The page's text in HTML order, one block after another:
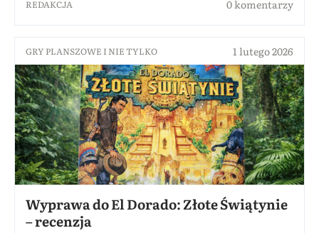
REDAKCJA 0 komentarzy
GRY PLANSZOWE I NIE TYLKO 1 lutego 2026
Wyprawa do El Dorado: Złote Świątynie
– recenzja